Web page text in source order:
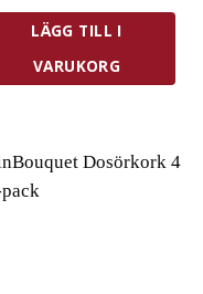
LÄGG TILL I
VARUKORG